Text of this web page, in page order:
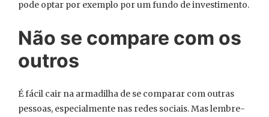
pode optar por exemplo por um fundo de investimento.
Não se compare com os
outros
É fácil cair na armadilha de se comparar com outras
pessoas, especialmente nas redes sociais. Mas lembre-